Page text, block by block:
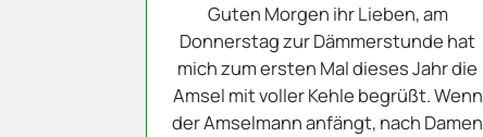
Guten Morgen ihr Lieben, am
Donnerstag zur Dämmerstunde hat
mich zum ersten Mal dieses Jahr die
Amsel mit voller Kehle begrüßt. Wenn
der Amselmann anfängt, nach Damen